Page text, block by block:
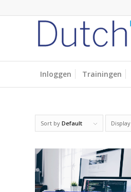
Inloggen Trainingen
Sort by Default Display